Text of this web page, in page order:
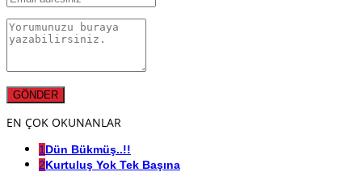
EN ÇOK OKUNANLAR
1 Dün Bükmüş..!!
2Kurtuluş Yok Tek Başına